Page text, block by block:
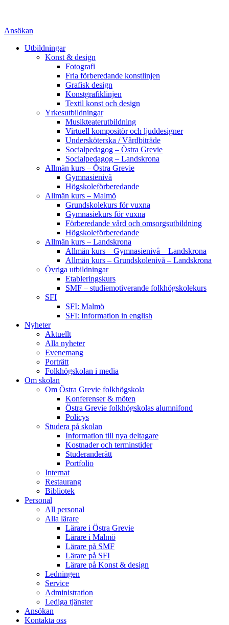
Ansökan
Utbildningar
Konst & design
Fotografi
Fria förberedande konstlinjen
Grafisk design
Konstgrafiklinjen
Textil konst och design
Yrkesutbildningar
Musikteaterutbildning
Virtuell kompositör och ljuddesigner
Undersköterska / Vårdbiträde
Socialpedagog – Östra Grevie
Socialpedagog – Landskrona
Allmän kurs – Östra Grevie
Gymnasienivå
Högskoleförberedande
Allmän kurs – Malmö
Grundskolekurs för vuxna
Gymnasiekurs för vuxna
Förberedande vård och omsorgsutbildning
Högskoleförberedande
Allmän kurs – Landskrona
Allmän kurs – Gymnasienivå – Landskrona
Allmän kurs – Grundskolenivå – Landskrona
Övriga utbildningar
Etableringskurs
SMF – studiemotiverande folkhögskolekurs
SFI
SFI: Malmö
SFI: Information in english
Nyheter
Aktuellt
Alla nyheter
Evenemang
Porträtt
Folkhögskolan i media
Om skolan
Om Östra Grevie folkhögskola
Konferenser & möten
Östra Grevie folkhögskolas alumnifond
Policys
Studera på skolan
Information till nya deltagare
Kostnader och terminstider
Studeranderätt
Portfolio
Internat
Restaurang
Bibliotek
Personal
All personal
Alla lärare
Lärare i Östra Grevie
Lärare i Malmö
Lärare på SMF
Lärare på SFI
Lärare på Konst & design
Ledningen
Service
Administration
Lediga tjänster
Ansökan
Kontakta oss